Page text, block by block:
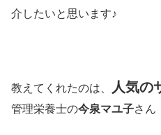
介したいと思います♪
教えてくれたのは、 人気の
管理栄養士の今泉マユ子さん